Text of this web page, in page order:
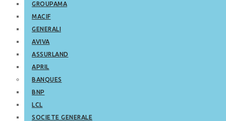
GROUPAMA
MACIF
GENERALI
AVIVA
ASSURLAND
APRIL
BANQUES
BNP
LCL
SOCIETE GENERALE